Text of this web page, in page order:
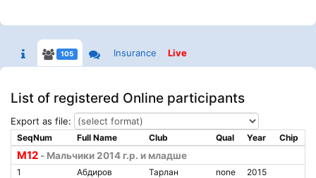
105 Insurance Live
List of registered Online participants
Export as file:
M12 - Мальчики 2014 г.р. и младше
SeqNum Full Name Club Qual Year Chip
1
Абдиров
Тарлан none 2015